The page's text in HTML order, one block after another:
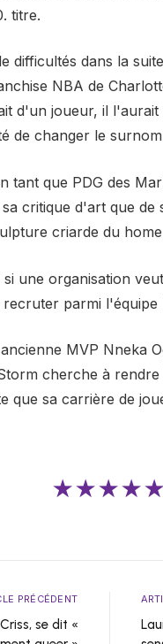
titre.
difficultés dans la
NBA de
d'un joueur, il
de changer le
tant que PDG des
critique d'art que
criarde du
une organisation
parmi l'équipe
MVP Nneka
cherche à
que sa carrière de
★★★★★
PRÉCÉDENT
se dit «